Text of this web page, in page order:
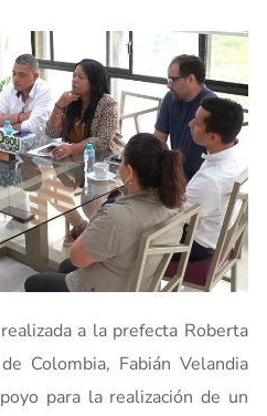
a la prefecta Roberta
Colombia, Fabián Velandia
para la realización de un